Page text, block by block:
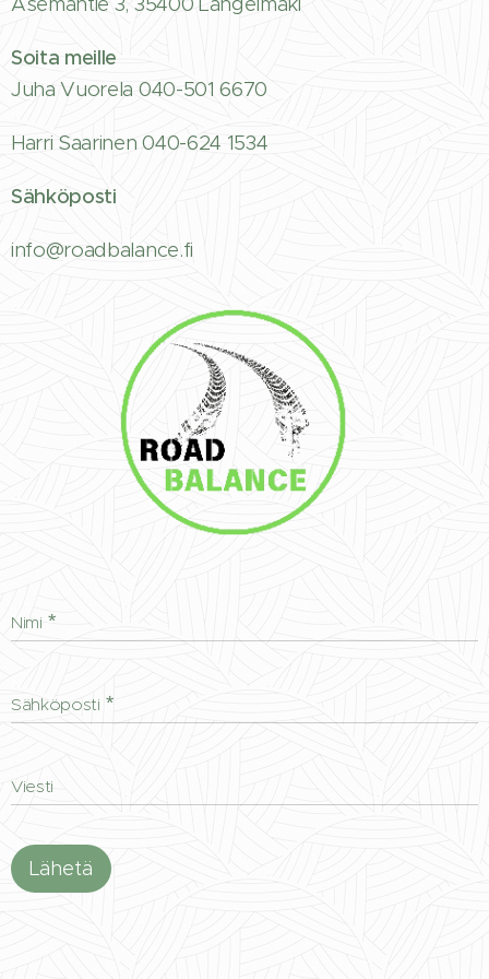
Soita meille
Juha Vuorela 040-501 6670
Harri Saarinen 040-624 1534
Sähköposti
info@roadbalance.fi
Nimi
Sähköposti
Viesti
Lähetä